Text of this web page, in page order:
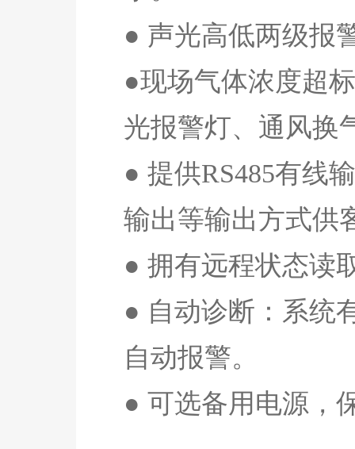
● 声光高低两级报
●现场气体浓度超
光报警灯、通风换
● 提供RS485有线
输出等输出方式供
● 拥有远程状态读
● 自动诊断：系统
自动报警。
● 可选备用电源，